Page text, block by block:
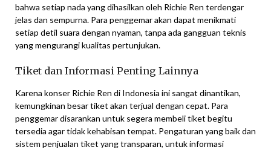
bahwa setiap nada yang dihasilkan oleh Richie Ren terdengar
jelas dan sempurna. Para penggemar akan dapat menikmati
setiap detil suara dengan nyaman, tanpa ada gangguan teknis
yang mengurangi kualitas pertunjukan.
Tiket dan Informasi Penting Lainnya
Karena konser Richie Ren di Indonesia ini sangat dinantikan,
kemungkinan besar tiket akan terjual dengan cepat. Para
penggemar disarankan untuk segera membeli tiket begitu
tersedia agar tidak kehabisan tempat. Pengaturan yang baik dan
sistem penjualan tiket yang transparan, untuk informasi